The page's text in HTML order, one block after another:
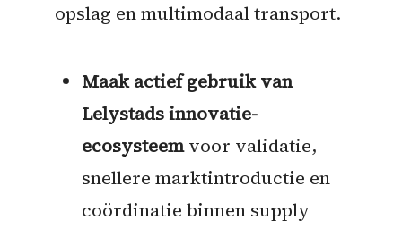
opslag en multimodaal transport.
Maak actief gebruik van
Lelystads innovatie-
ecosysteemvoor validatie,
snellere marktintroductie en
coördinatie binnen supply